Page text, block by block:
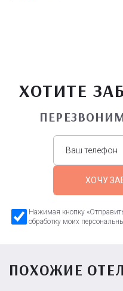
ХОТИТЕ
ХОЧУ
Нажимая кнопку
обработку моих
ПОХОЖИЕ